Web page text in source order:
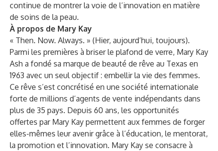
continue de montrer la voie de l’innovation en matière
de soins de la peau.
À propos de Mary Kay
« Then. Now. Always. » (Hier, aujourd’hui, toujours).
Parmi les premières à briser le plafond de verre, Mary Kay
Ash a fondé sa marque de beauté de rêve au Texas en
1963 avec un seul objectif : embellir la vie des femmes.
Ce rêve s’est concrétisé en une société internationale
forte de millions d’agents de vente indépendants dans
plus de 35 pays. Depuis 60 ans, les opportunités
offertes par Mary Kay permettent aux femmes de forger
elles-mêmes leur avenir grâce à l’éducation, le mentorat,
la promotion et l’innovation. Mary Kay se consacre à